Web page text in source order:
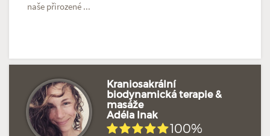
naše přirozené ...
Kraniosakrální
biodynamická terapie &
masáže
Adéla Inak
100%